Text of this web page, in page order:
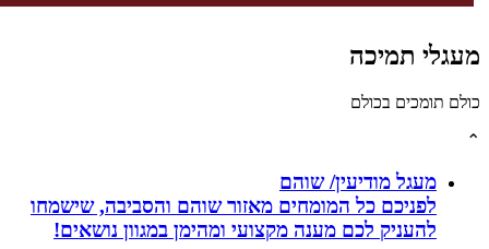
תמיכה
בכולם
מעגל מודיעין/ שוהם
לפניכם כל המומחים מאזור שוהם והסביבה, שישמחו
להעניק לכם מענה מקצועי ומהימן במגוון נושאים!